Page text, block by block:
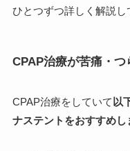
ひとつずつ詳しく解説し
CPAP治療が苦痛・つ
CPAP治療をしていて 以
ナステントをおすすめし